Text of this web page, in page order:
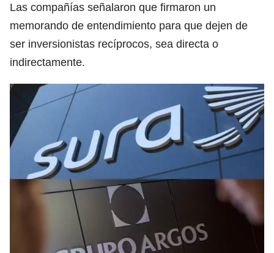
Las compañías señalaron que firmaron un
memorando de entendimiento para que dejen de
ser inversionistas recíprocos, sea directa o
indirectamente.